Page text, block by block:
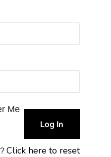
Me
Click here to reset